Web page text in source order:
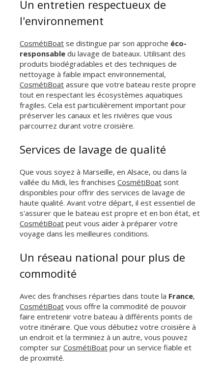
Un entretien respectueux de
l'environnement
CosmétiBoat se distingue par son approche éco-
responsable du lavage de bateaux. Utilisant des
produits biodégradables et des techniques de
nettoyage à faible impact environnemental,
CosmétiBoat assure que votre bateau reste propre
tout en respectant les écosystèmes aquatiques
fragiles. Cela est particulièrement important pour
préserver les canaux et les rivières que vous
parcourrez durant votre croisière.
Services de lavage de qualité
Que vous soyez à Marseille, en Alsace, ou dans la
vallée du Midi, les franchises CosmétiBoat sont
disponibles pour offrir des services de lavage de
haute qualité. Avant votre départ, il est essentiel de
s'assurer que le bateau est propre et en bon état, et
CosmétiBoat peut vous aider à préparer votre
voyage dans les meilleures conditions.
Un réseau national pour plus de
commodité
Avec des franchises réparties dans toute la France,
CosmétiBoat vous offre la commodité de pouvoir
faire entretenir votre bateau à différents points de
votre itinéraire. Que vous débutiez votre croisière à
un endroit et la terminiez à un autre, vous pouvez
compter sur CosmétiBoat pour un service fiable et
de proximité.